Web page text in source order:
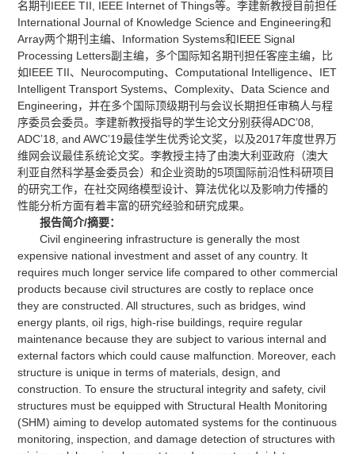
名期刊IEEE TII, IEEE Internet of Things等。李建新教授目前担任
International Journal of Knowledge Science and Engineering和
Array两个期刊主编、Information Systems和IEEE Signal
Processing Letters副主编，多个国际知名期刊担任客座主编，比
如IEEE TII、Neurocomputing、Computational Intelligence、IET
Intelligent Transport Systems、Complexity、Data Science and
Engineering，并在多个国际顶级期刊与会议长期担任审稿人与程
序委员会委员。李建新教授指导的学生论文分别获得ADC’08,
ADC’18, and AWC’19最佳学生优秀论文奖，以及2017年度世界万
维网会议最佳系统论文奖。李教授主持了由澳大利亚政府（澳大
利亚自然科学基金委员会）和企业资助的5项国际前沿性科研项目
的研究工作，在社交网络模型设计、算法优化以及影响力传播的
性能分析方面有着丰富的研究经验和研究成果。
报告简介/摘要：
Civil engineering infrastructure is generally the most
expensive national investment and asset of any country. It
requires much longer service life compared to other commercial
products because civil structures are costly to replace once
they are constructed. All structures, such as bridges, wind
energy plants, oil rigs, high-rise buildings, require regular
maintenance because they are subject to various internal and
external factors which could cause malfunction. Moreover, each
structure is unique in terms of materials, design, and
construction. To ensure the structural integrity and safety, civil
structures must be equipped with Structural Health Monitoring
(SHM) aiming to develop automated systems for the continuous
monitoring, inspection, and damage detection of structures with